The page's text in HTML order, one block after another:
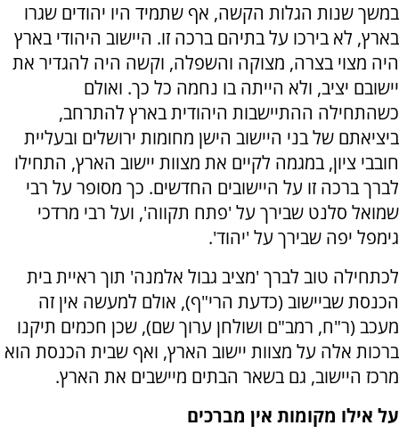
במשך שנות הגלות הקשה, אף שתמיד היו יהודים שגרו
בארץ, לא בירכו על בתיהם ברכה זו. היישוב היהודי בארץ
היה מצוי בצרה, מצוקה והשפלה, וקשה היה להגדיר את
יישובם יציב, ולא הייתה בו נחמה כל כך. ואולם
כשהתחילה ההתיישבות היהודית בארץ להתרחב,
ביציאתם של בני היישוב הישן מחומות ירושלים ובעליית
חובבי ציון, במגמה לקיים את מצוות יישוב הארץ, התחילו
לברך ברכה זו על היישובים החדשים. כך מסופר על רבי
שמואל סלנט שבירך על 'פתח תקווה', ועל רבי מרדכי
גימפל יפה שבירך על 'יהוד'.
לכתחילה טוב לברך 'מציב גבול אלמנה' תוך ראיית בית
הכנסת שביישוב (כדעת הרי"ף), אולם למעשה אין זה
מעכב (ר"ח, רמב"ם ושולחן ערוך שם), שכן חכמים תיקנו
ברכות אלה על מצוות יישוב הארץ, ואף שבית הכנסת הוא
מרכז היישוב, גם בשאר הבתים מיישבים את הארץ.
על אילו מקומות אין מברכים